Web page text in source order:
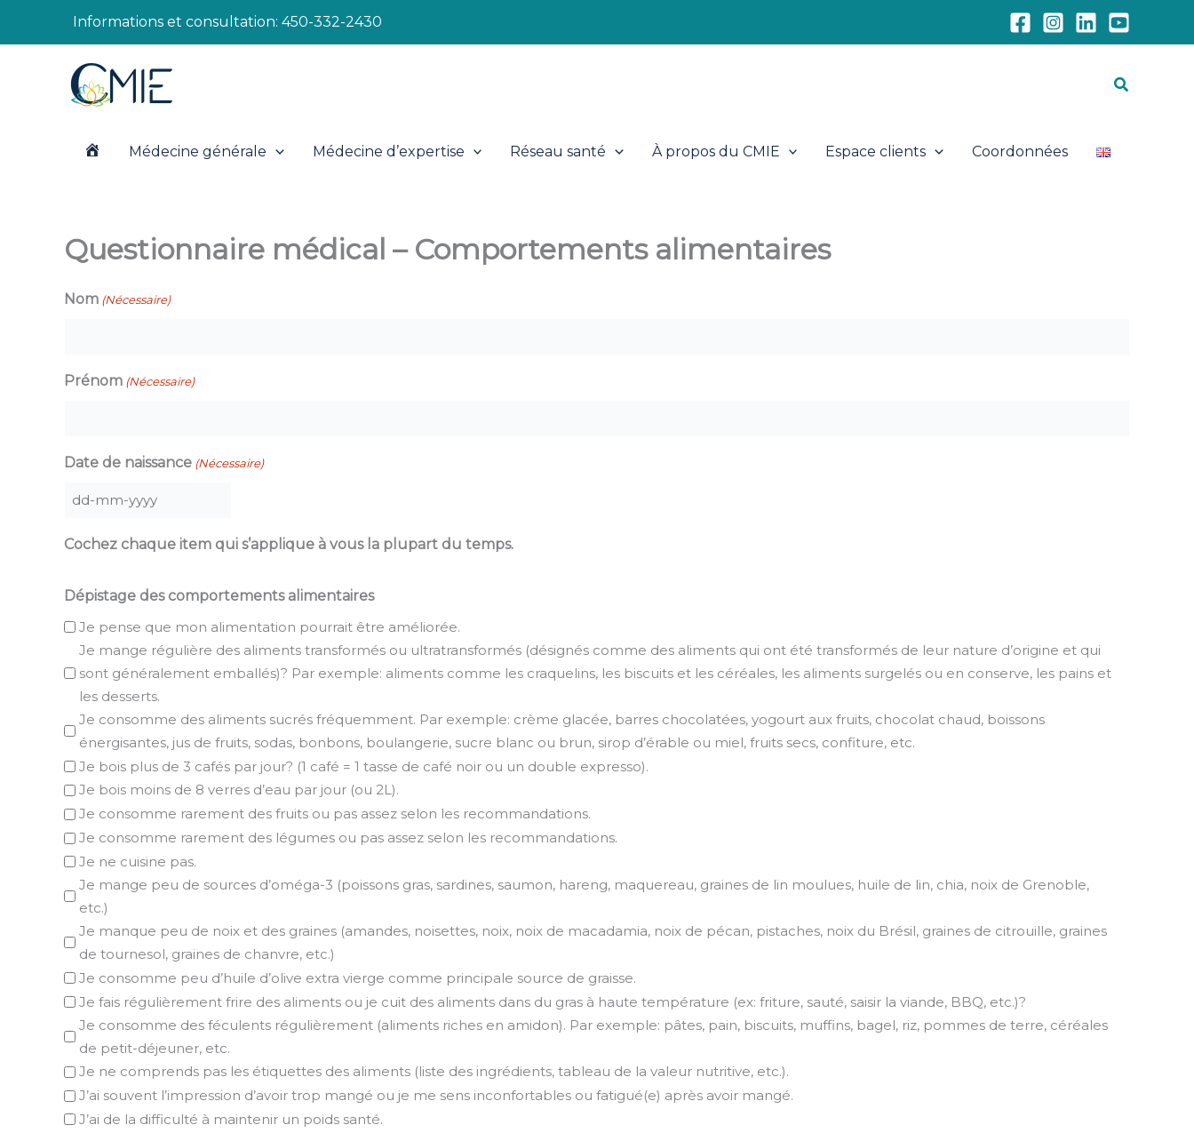
Informations et consultation: 450-332-2430
e
l
Médecine générale Médecine d’expertise Réseau santé À propos du CMIE Espace clients Coordonnées
Questionnaire médical – Comportements alimentaires
Nom (Nécessaire)
Prénom (Nécessaire)
Date de naissance (Nécessaire)
DD
dash
YYYY
Cochez chaque item qui s’applique à vous la plupart du temps.
Dépistage des comportements alimentaires
Je pense que mon alimentation pourrait être améliorée.
Je mange régulière des aliments transformés ou ultratransformés (désignés comme des aliments qui ont été transformés de leur nature d’origine et qui
sont généralement emballés)? Par exemple: aliments comme les craquelins, les biscuits et les céréales, les aliments surgelés ou en conserve, les pains et
les desserts.
Je consomme des aliments sucrés fréquemment. Par exemple: crème glacée, barres chocolatées, yogourt aux fruits, chocolat chaud, boissons
énergisantes, jus de fruits, sodas, bonbons, boulangerie, sucre blanc ou brun, sirop d’érable ou miel, fruits secs, confiture, etc.
Je bois plus de 3 cafés par jour? (1 café = 1 tasse de café noir ou un double expresso).
Je bois moins de 8 verres d’eau par jour (ou 2L).
Je consomme rarement des fruits ou pas assez selon les recommandations.
Je consomme rarement des légumes ou pas assez selon les recommandations.
Je ne cuisine pas.
Je mange peu de sources d’oméga-3 (poissons gras, sardines, saumon, hareng, maquereau, graines de lin moulues, huile de lin, chia, noix de Grenoble,
etc.)
Je manque peu de noix et des graines (amandes, noisettes, noix, noix de macadamia, noix de pécan, pistaches, noix du Brésil, graines de citrouille, graines
de tournesol, graines de chanvre, etc.)
Je consomme peu d’huile d’olive extra vierge comme principale source de graisse.
Je fais régulièrement frire des aliments ou je cuit des aliments dans du gras à haute température (ex: friture, sauté, saisir la viande, BBQ, etc.)?
Je consomme des féculents régulièrement (aliments riches en amidon). Par exemple: pâtes, pain, biscuits, muffins, bagel, riz, pommes de terre, céréales
de petit-déjeuner, etc.
Je ne comprends pas les étiquettes des aliments (liste des ingrédients, tableau de la valeur nutritive, etc.).
J’ai souvent l’impression d’avoir trop mangé ou je me sens inconfortables ou fatigué(e) après avoir mangé.
J’ai de la difficulté à maintenir un poids santé.